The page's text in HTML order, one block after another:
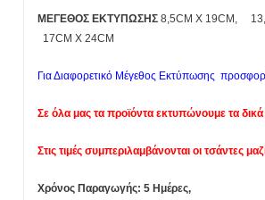
ΜΕΓΕΘΟΣ ΕΚΤΥΠΩΣΗΣ 8,5CM X 19CM,
17CM X 24CM
Για Διαφορετικό Μέγεθος Εκτύπωσης
Σε όλα μας τα προϊόντα εκτυπώνουμε τα δικά
Στις τιμές συμπεριλαμβάνονται οι τσάντες
Χρόνος Παραγωγής: 5 Ημέρες,